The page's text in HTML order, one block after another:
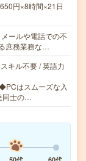
円×8時間×21日
ールや電話での不
庶務業務な…
キル不要 / 英語力
はスムーズな入
同士の…